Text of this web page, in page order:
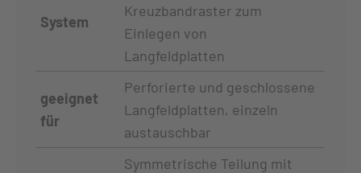
System
Kreuzbandraster zum
Einlegen von
Langfeldplatten
geeignet
für
Perforierte und geschlossene
Langfeldplatten, einzeln
austauschbar
Symmetrische Teilung mit